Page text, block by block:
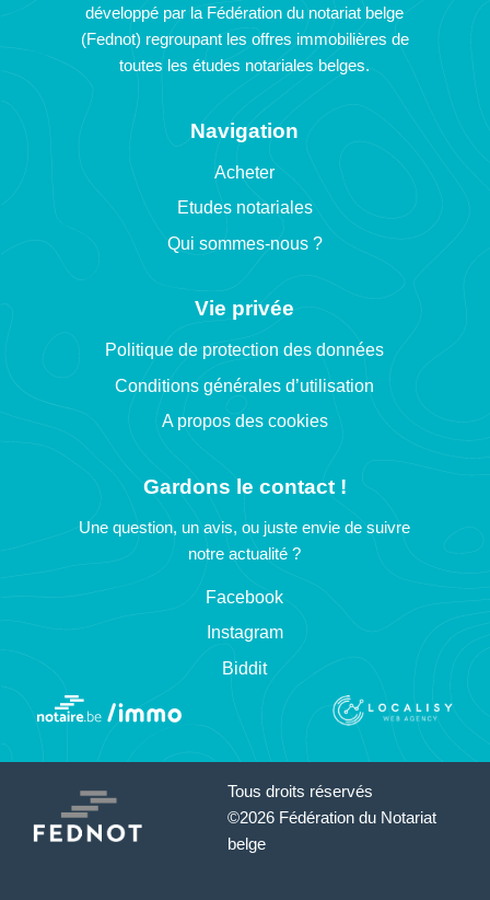
développé par la Fédération du notariat belge
(Fednot) regroupant les offres immobilières de
toutes les études notariales belges.
Navigation
Acheter
Etudes notariales
Qui sommes-nous ?
Vie privée
Politique de protection des données
Conditions générales d’utilisation
A propos des cookies
Gardons le contact !
Une question, un avis, ou juste envie de suivre
notre actualité ?
Facebook
Instagram
Biddit
Tous droits réservés
©2026 Fédération du Notariat
belge